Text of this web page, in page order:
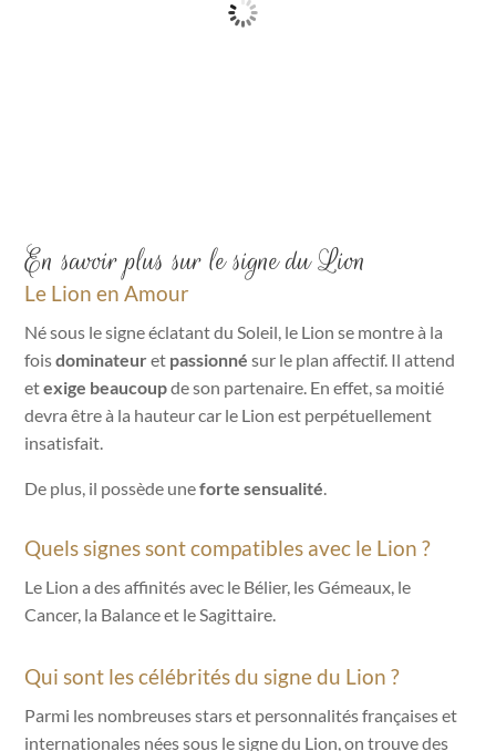
En savoir plus sur le signe du Lion
Le Lion en Amour
Né sous le signe éclatant du Soleil, le Lion se montre à la
foisdominateuret passionnésur le plan affectif. Il attend
etexige beaucoupde son partenaire. En effet, sa moitié
devra être à la hauteur car le Lion est perpétuellement
insatisfait.
De plus, il possède uneforte sensualité.
Quels signes sont compatibles avec le Lion ?
Le Lion a des affinités avec le Bélier, les Gémeaux, le
Cancer, la Balance et le Sagittaire.
Qui sont les célébrités du signe du Lion ?
Parmi les nombreuses stars et personnalités françaises et
internationales nées sous le signe du Lion, on trouve des